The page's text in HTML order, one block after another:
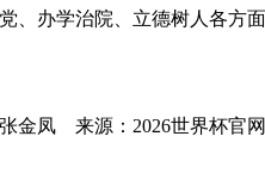
、办学治院、立德树人各方
金凤 来源：2026世界杯官